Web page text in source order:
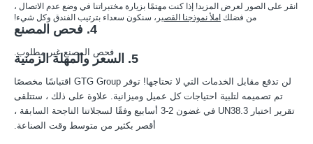
انقر على الصور لعرض المزيد! إذا كنت مهتمًا بزيارة مختبراتنا في وضع عدم الاتصال ،
من فضلك املأ نموذجنا القصير ، سنكون سعداء بترتيب الفندق وكل شيء!
4. فحص المصنع
فحص المصنع غير مطلوب. 5. السعر والمهلة الزمنية
لن تدفع مقابل الخدمات التي لا تحتاجها! توفر GTG Group اقتباسًا مخصصًا
تم تصميمه لتلبية احتياجات كل عميل وميزانية. علاوة على ذلك ، ستتلقى
تقرير اختبار UN38.3 في غضون 2-3 أسابيع وفقًا لسجلاتنا الناجحة السابقة ،
أقصر بكثير من متوسط ​​وقت الصناعة.